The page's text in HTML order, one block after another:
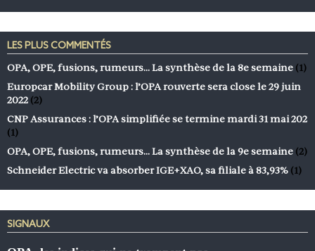
LES PLUS COMMENTÉS
OPA, OPE, fusions, rumeurs… La synthèse de la 8e semaine (1)
Europcar Mobility Group : l’OPA rouverte sera close le 29 juin
2022 (2)
CNP Assurances : l’OPA simplifiée se termine mardi 31 mai 202
(1)
OPA, OPE, fusions, rumeurs… La synthèse de la 9e semaine (2)
Schneider Electric va absorber IGE+XAO, sa filiale à 83,93% (1)
SIGNAUX